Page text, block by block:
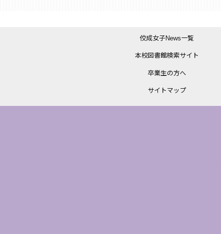
佼成女子News一覧
本校図書館検索サイト
卒業生の方へ
サイトマップ